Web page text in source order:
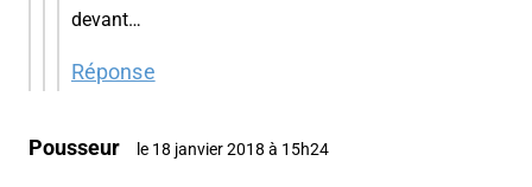
devant…
Réponse
Pousseur le 18 janvier 2018 à 15h24